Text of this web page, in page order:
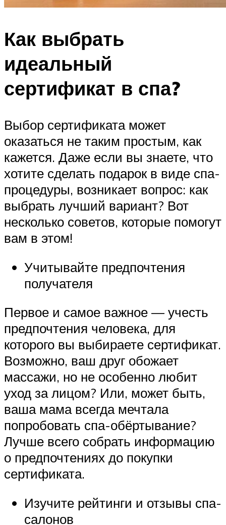
Как выбрать
идеальный
сертификат в спа?
Выбор сертификата может
оказаться не таким простым, как
кажется. Даже если вы знаете, что
хотите сделать подарок в виде спа-
процедуры, возникает вопрос: как
выбрать лучший вариант? Вот
несколько советов, которые помогут
вам в этом!
Учитывайте предпочтения
получателя
Первое и самое важное — учесть
предпочтения человека, для
которого вы выбираете сертификат.
Возможно, ваш друг обожает
массажи, но не особенно любит
уход за лицом? Или, может быть,
ваша мама всегда мечтала
попробовать спа-обёртывание?
Лучше всего собрать информацию
о предпочтениях до покупки
сертификата.
Изучите рейтинги и отзывы спа-
салонов